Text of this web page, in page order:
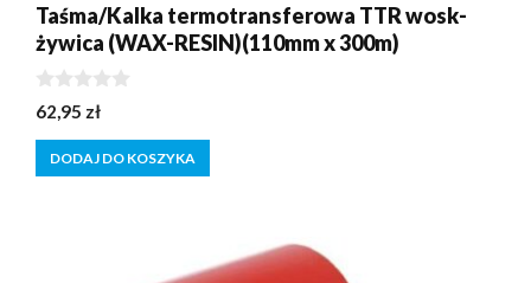
Taśma/Kalka termotransferowa TTR wosk-
żywica (WAX-RESIN)(110mm x 300m)
0
z
5
62,95 zł
DODAJ DO KOSZYKA